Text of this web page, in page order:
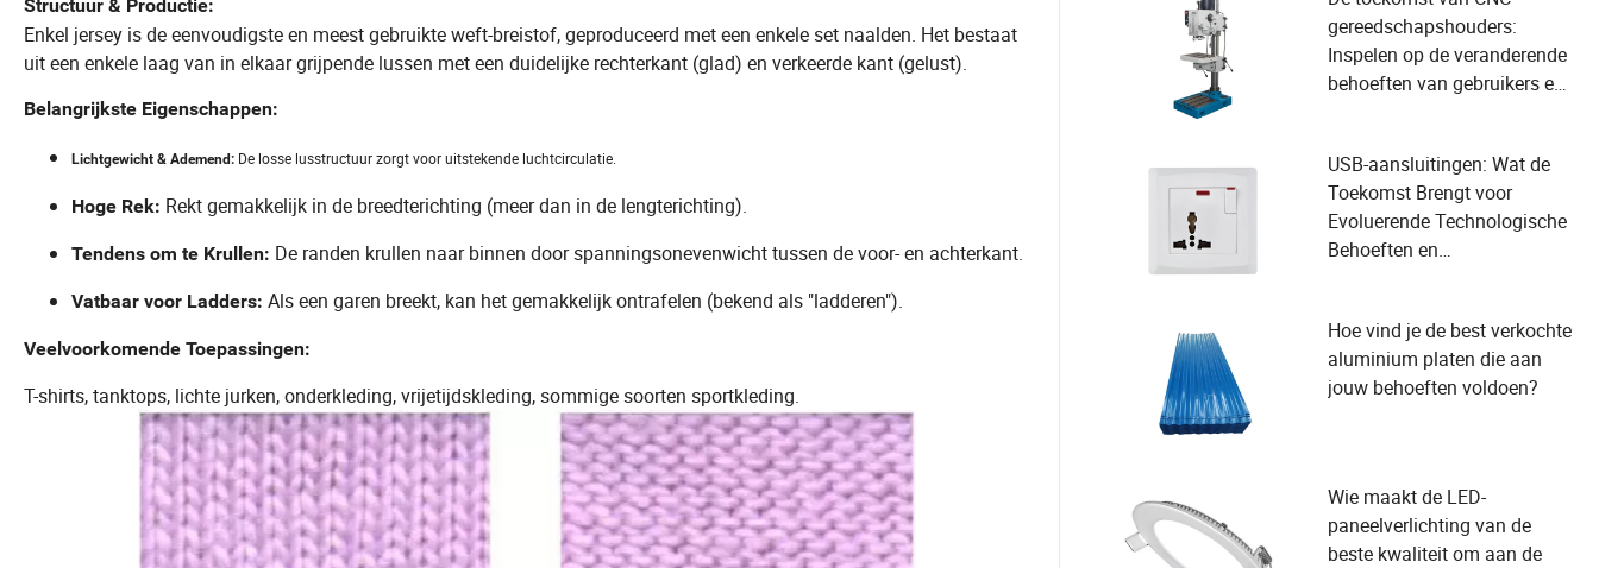
Structuur & Productie:
Enkel jersey is de eenvoudigste en meest gebruikte weft-breistof, geproduceerd met een enkele set naalden. Het bestaat
uit een enkele laag van in elkaar grijpende lussen met een duidelijke rechterkant (glad) en verkeerde kant (gelust).
Belangrijkste Eigenschappen:
Lichtgewicht & Ademend: De losse lusstructuur zorgt voor uitstekende luchtcirculatie.
Hoge Rek: Rekt gemakkelijk in de breedterichting (meer dan in de lengterichting).
Tendens om te Krullen: De randen krullen naar binnen door spanningsonevenwicht tussen de voor- en achterkant.
Vatbaar voor Ladders: Als een garen breekt, kan het gemakkelijk ontrafelen (bekend als "ladderen").
Veelvoorkomende Toepassingen:
T-shirts, tanktops, lichte jurken, onderkleding, vrijetijdskleding, sommige soorten sportkleding.
gereedschapshouders:
Inspelen op de veranderende
behoeften van gebruikers en
USB-aansluitingen: Wat de
Toekomst Brengt voor
Evoluerende Technologische
Behoeften en
Hoe vind je de best verkochte
aluminium platen die aan
jouw behoeften voldoen?
Wie maakt de LED-
paneelverlichting van de
beste kwaliteit om aan de